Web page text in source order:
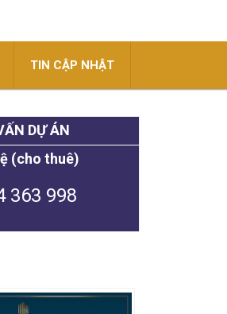
TIN CẬP NHẬT
DỰ ÁN
(cho thuê)
363 998